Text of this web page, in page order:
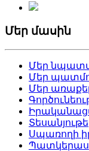
Մեր մասին
Մեր
Մեր
Մեր
Սպառողի